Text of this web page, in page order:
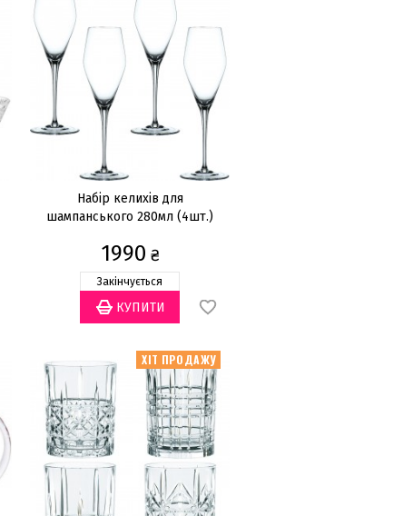
Набір келихів для
шампанського 280мл (4шт.)
1990 ₴
Закінчується
ХІТ ПРОДАЖУ